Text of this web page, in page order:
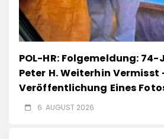
POL-HR: Folgemeldung:
Peter H. Weiterhin Vermisst
Veröffentlichung Eines
6. AUGUST 2026